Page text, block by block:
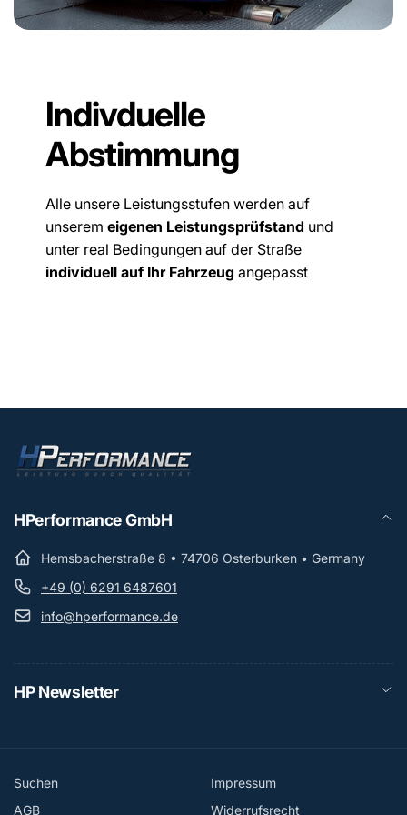
Indivduelle
Abstimmung
Alle unsere Leistungsstufen werden auf
unserem eigenen Leistungsprüfstand und
unter real Bedingungen auf der Straße
individuell auf Ihr Fahrzeug angepasst
HPerformance GmbH
Hemsbacherstraße 8 • 74706 Osterburken • Germany
+49 (0) 6291 6487601
info@hperformance.de
HP Newsletter
Suchen
Impressum
AGB
Widerrufsrecht